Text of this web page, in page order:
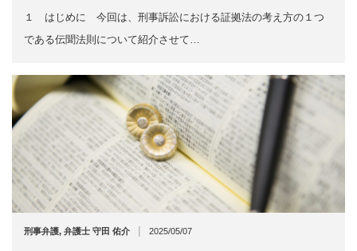
１ はじめに 今回は、刑事訴訟における証拠法の考え方の１つ
である伝聞法則について紹介させて…
刑事弁護, 弁護士 守田 佑介 | 2025/05/07